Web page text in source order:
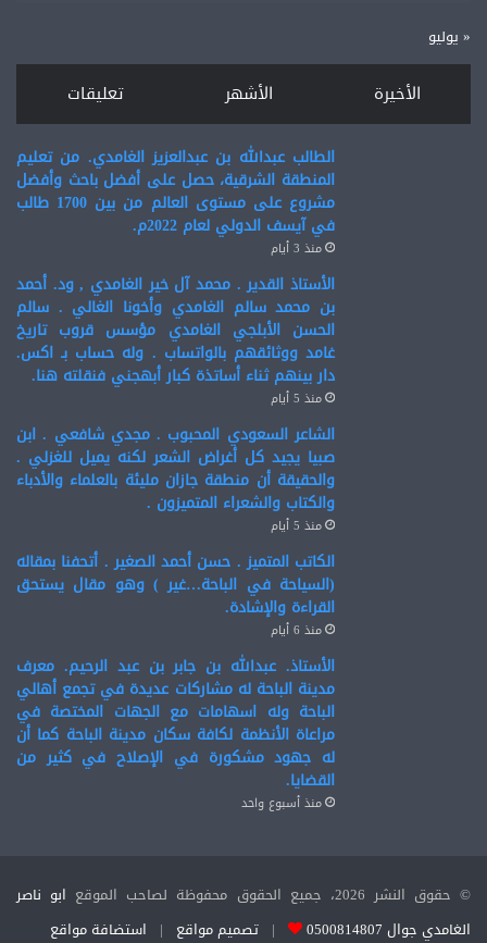
« يوليو
الأخيرة الأشهر تعليقات
الطالب عبدالله بن عبدالعزيز الغامدي. من تعليم
المنطقة الشرقية، حصل على أفضل باحث وأفضل
مشروع على مستوى العالم من بين 1700 طالب
في آيسف الدولي لعام 2022م.
منذ 3 أيام
الأستاذ القدير . محمد آل خير الغامدي , ود. أحمد
بن محمد سالم الغامدي وأخونا الغالي . سالم
الحسن الأبلجي الغامدي مؤسس قروب تاريخ
غامد ووثائقهم بالواتساب . وله حساب بـ اكس.
دار بينهم ثناء أساتذة كبار أبهجني فنقلته هنا.
منذ 5 أيام
الشاعر السعودي المحبوب . مجدي شافعي . ابن
صبيا يجيد كل أغراض الشعر لكنه يميل للغزلي .
والحقيقة أن منطقة جازان مليئة بالعلماء والأدباء
والكتاب والشعراء المتميزون .
منذ 5 أيام
الكاتب المتميز . حسن أحمد الصغير . أتحفنا بمقاله
(السياحة في الباحة…غير ) وهو مقال يستحق
القراءة والإشادة.
منذ 6 أيام
الأستاذ. عبدالله بن جابر بن عبد الرحيم. معرف
مدينة الباحة له مشاركات عديدة في تجمع أهالي
الباحة وله اسهامات مع الجهات المختصة في
مراعاة الأنظمة لكافة سكان مدينة الباحة كما أن
له جهود مشكورة في الإصلاح في كثير من
القضايا.
منذ أسبوع واحد
© حقوق النشر 2026، جميع الحقوق محفوظة لصاحب الموقع
ابو ناصر
الغامدي جوال 0500814807
| تصميم مواقع | استضافة مواقع